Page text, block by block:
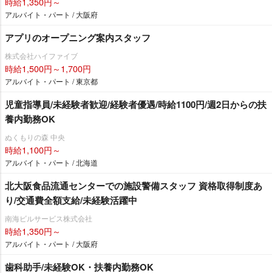
アルバイト・パート / 大阪府
アプリのオープニング案内スタッフ
株式会社ハイファイブ
時給1,500円～1,700円
アルバイト・パート / 東京都
児童指導員/未経験者歓迎/経験者優遇/時給1100円/週2日からの扶
養内勤務OK
ぬくもりの森 中央
時給1,100円～
アルバイト・パート / 北海道
北大阪食品流通センターでの施設警備スタッフ 資格取得制度あ
り/交通費全額支給/未経験活躍中
南海ビルサービス株式会社
時給1,350円～
アルバイト・パート / 大阪府
歯科助手/未経験OK・扶養内勤務OK